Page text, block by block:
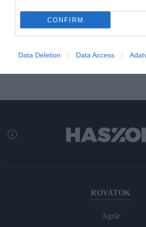
CONFIRM
Data Deletion Data Access
Augusztus 1-től drágább taxival utazni
megszűnt a taxirendelet legutóbbi módosítása.
rectangle
ROVATOK
Agrár